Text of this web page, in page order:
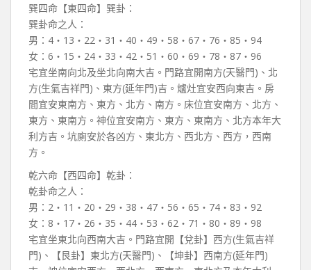
巽四命【東四命】巽卦：
巽卦命之人：
男：4‧13‧22‧31‧40‧49‧58‧67‧76‧85‧94
女：6‧15‧24‧33‧42‧51‧60‧69‧78‧87‧96
宅宜坐南向北及坐北向南大吉。門路宜開南方(天醫門)、北
方(生氣吉祥門)、東方(延年門)吉。爐灶宜安西向東吉。房
間宜安東南方、東方、北方、南方。床位宜安南方、北方、
東方、東南方。神位宜安南方、東方、東南方、北方本年大
利方吉。坑廁安於各凶方、東北方、西北方、西方，西南
方。
乾六命【西四命】乾卦：
乾卦命之人：
男：2‧11‧20‧29‧38‧47‧56‧65‧74‧83‧92
女：8‧17‧26‧35‧44‧53‧62‧71‧80‧89‧98
宅宜坐東北向西南大吉。門路宜開【兌卦】西方(生氣吉祥
門)、【艮卦】東北方(天醫門)、【坤卦】西南方(延年門)